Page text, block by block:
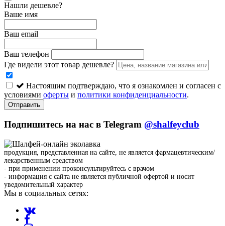
Нашли дешевле?
Ваше имя
Ваш email
Ваш телефон
Где видели этот товар дешевле?
Настоящим подтверждаю, что я ознакомлен и согласен с
условиями оферты и политики конфиденциальности.
Отправить
Подпишитесь на нас в Telegram @shalfeyclub
продукция, представленная на сайте, не является фармацевтическим/
лекарственным средством
- при применении проконсультируйтесь с врачом
- информация с сайта не является публичной офертой и носит
уведомительный характер
Мы в социальных сетях: